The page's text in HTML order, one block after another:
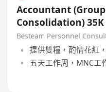
Accountant (Group
Consolidation) 35K
Besteam Personnel
提供雙糧，酌情花紅
五天工作周，MNC工